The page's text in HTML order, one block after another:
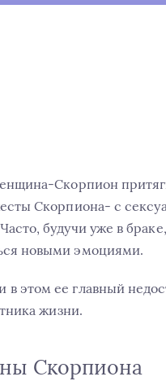
Скорпион
Скорпиона- с
будучи уже в
новыми эмоциями.
этом ее главный
жизни.
Скорпиона